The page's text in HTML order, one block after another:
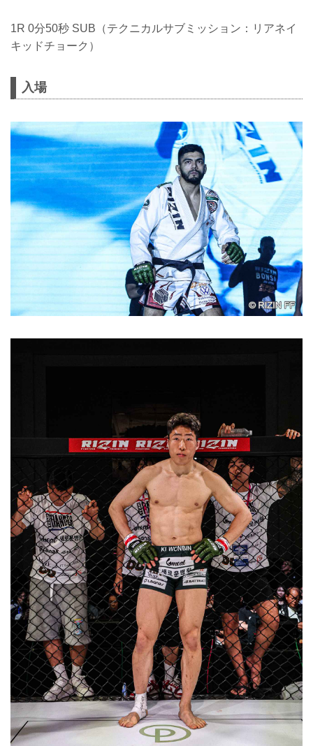
1R 0分50秒 SUB（テクニカルサブミッション：リアネイ
キッドチョーク）
入場